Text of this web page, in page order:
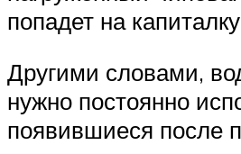
попадет на
Другими словами,
нужно постоянно
появившиеся после